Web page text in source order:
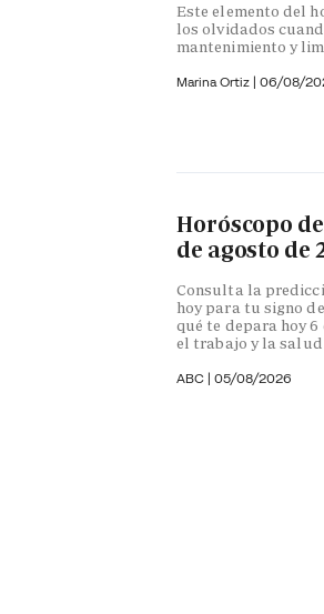
Este elemento del
los olvidados
mantenimiento y
Marina Ortiz | 06/08/
Horóscopo
de agosto de
Consulta la
hoy para tu signo
qué te depara hoy 6
el trabajo y la salud
ABC | 05/08/2026